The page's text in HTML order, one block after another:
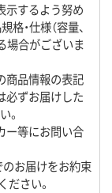
示するよう努め
・仕様（容量、
場合がございま
商品情報の表記
必ずお届けした
。
ー等にお問い合
のお届けをお約束
さい。